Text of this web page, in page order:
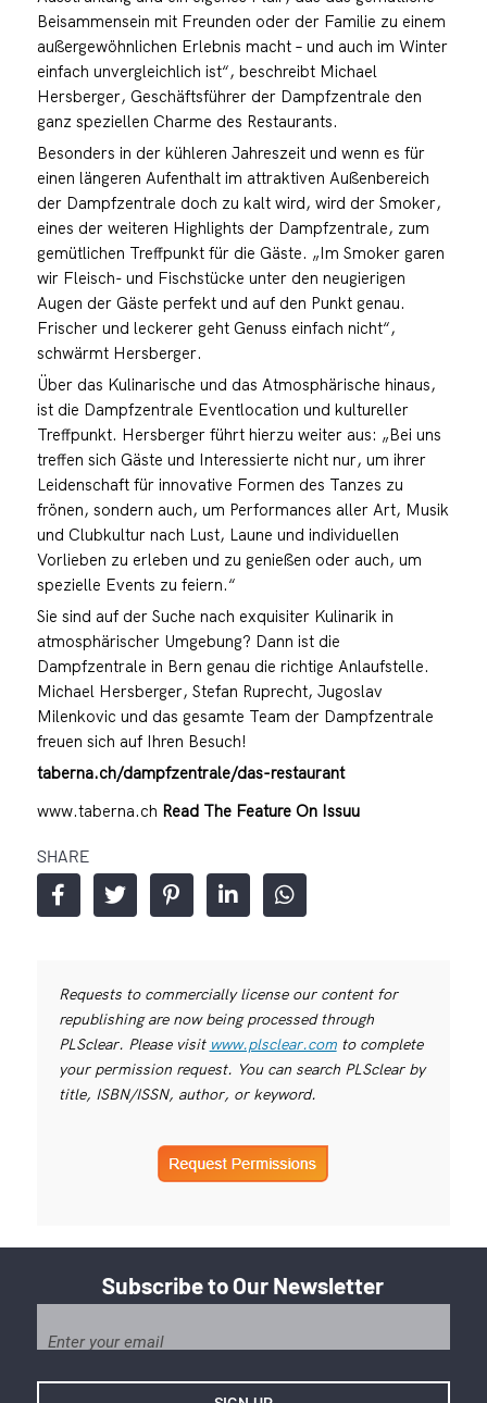
Beisammensein mit Freunden oder der Familie zu einem
außergewöhnlichen Erlebnis macht – und auch im Winter
einfach unvergleichlich ist“, beschreibt Michael
Hersberger, Geschäftsführer der Dampfzentrale den
ganz speziellen Charme des Restaurants.
Besonders in der kühleren Jahreszeit und wenn es für
einen längeren Aufenthalt im attraktiven Außenbereich
der Dampfzentrale doch zu kalt wird, wird der Smoker,
eines der weiteren Highlights der Dampfzentrale, zum
gemütlichen Treffpunkt für die Gäste. „Im Smoker garen
wir Fleisch- und Fischstücke unter den neugierigen
Augen der Gäste perfekt und auf den Punkt genau.
Frischer und leckerer geht Genuss einfach nicht“,
schwärmt Hersberger.
Über das Kulinarische und das Atmosphärische hinaus,
ist die Dampfzentrale Eventlocation und kultureller
Treffpunkt. Hersberger führt hierzu weiter aus: „Bei uns
treffen sich Gäste und Interessierte nicht nur, um ihrer
Leidenschaft für innovative Formen des Tanzes zu
frönen, sondern auch, um Performances aller Art, Musik
und Clubkultur nach Lust, Laune und individuellen
Vorlieben zu erleben und zu genießen oder auch, um
spezielle Events zu feiern.“
Sie sind auf der Suche nach exquisiter Kulinarik in
atmosphärischer Umgebung? Dann ist die
Dampfzentrale in Bern genau die richtige Anlaufstelle.
Michael Hersberger, Stefan Ruprecht, Jugoslav
Milenkovic und das gesamte Team der Dampfzentrale
freuen sich auf Ihren Besuch!
taberna.ch/dampfzentrale/das-restaurant
www.taberna.ch Read The Feature On Issuu
SHARE
Requests to commercially license our content for
republishing are now being processed through
PLSclear. Please visit www.plsclear.comto complete
your permission request. You can search PLSclear by
title, ISBN/ISSN, author, or keyword.
Subscribe to Our Newsletter